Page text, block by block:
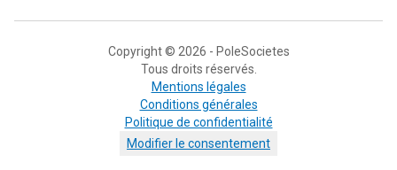
Copyright © 2026 - PoleSocietes
Tous droits réservés.
Mentions légales
Conditions générales
Politique de confidentialité
Modifier le consentement